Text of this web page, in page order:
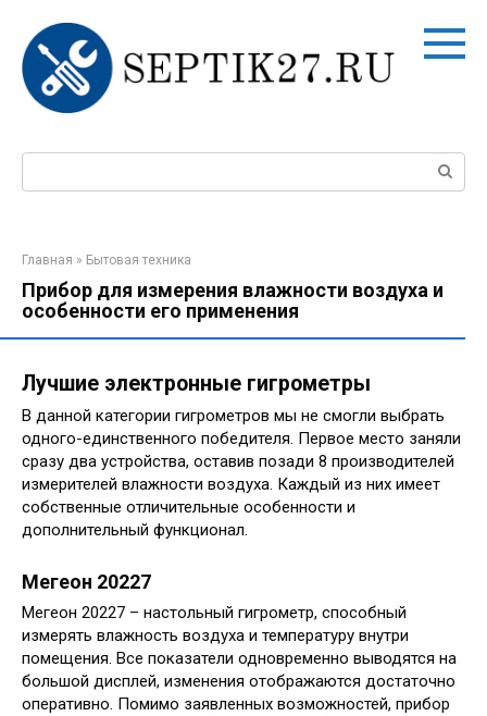
контенту
Главная » Бытовая техника
Прибор для измерения влажности воздуха и
особенности его применения
Лучшие электронные гигрометры
В данной категории гигрометров мы не смогли выбрать
одного-единственного победителя. Первое место заняли
сразу два устройства, оставив позади 8 производителей
измерителей влажности воздуха. Каждый из них имеет
собственные отличительные особенности и
дополнительный функционал.
Мегеон 20227
Мегеон 20227 – настольный гигрометр, способный
измерять влажность воздуха и температуру внутри
помещения. Все показатели одновременно выводятся на
большой дисплей, изменения отображаются достаточно
оперативно. Помимо заявленных возможностей, прибор